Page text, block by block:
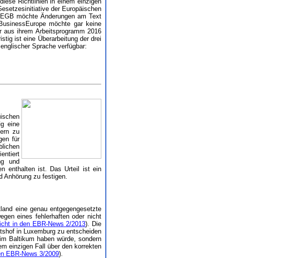
der Europäischen
möchte Änderungen am Text
möchte gar keine
ihrem Arbeitsprogramm 2016
ist eine Überarbeitung der drei
Sprache verfügbar:
eine
zu
für
und
enthalten ist. Das Urteil ist ein
Anhörung zu festigen.
eine genau entgegengesetzte
eines fehlerhaften oder nicht
in den EBR-News 2/2013). Die
in Luxemburg zu entscheiden
Baltikum haben würde, sondern
einzigen Fall über den korrekten
EBR-News 3/2009).